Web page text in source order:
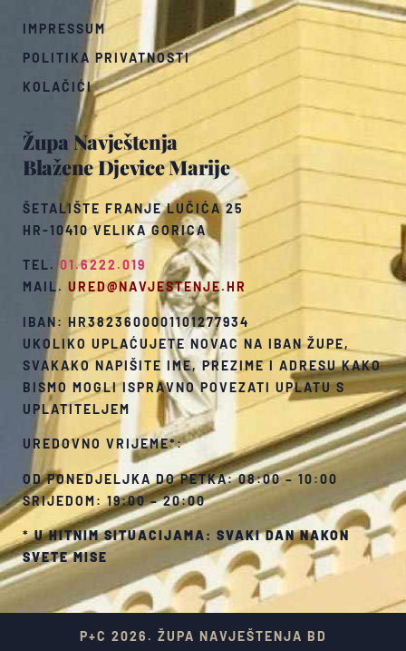
Župa Navještenja
Blažene Djevice Marije
ŠETALIŠTE FRANJE LUČIĆA 25
HR-10410 VELIKA GORICA
TEL.01.6222.019
MAIL. URED@NAVJESTENJE.HR
IBAN: HR3823600001101277934
UKOLIKO UPLAĆUJETE NOVAC NA IBAN ŽUPE,
SVAKAKO NAPIŠITE IME, PREZIME I ADRESU KAKO
BISMO MOGLI ISPRAVNO POVEZATI UPLATU S
UPLATITELJEM
UREDOVNO VRIJEME*:
OD PONEDJELJKA DO PETKA: 08:00 – 10:00
SRIJEDOM: 19:00 – 20:00
*U HITNIM SITUACIJAMA: SVAKI DAN NAKON
SVETE MISE
IMPRESSUM
POLITIKA PRIVATNOSTI
KOLAČIĆI
P+C 2026. ŽUPA NAVJEŠTENJA BD